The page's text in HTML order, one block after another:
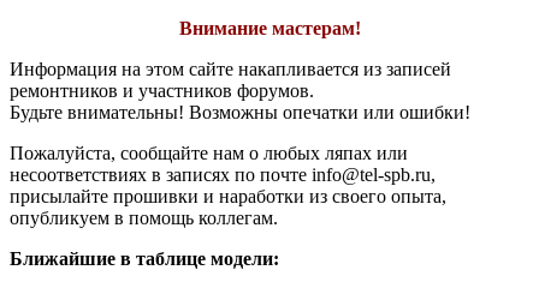
Внимание мастерам!
Информация на этом сайте накапливается из записей
ремонтников и участников форумов.
Будьте внимательны! Возможны опечатки или ошибки!
Пожалуйста, сообщайте нам о любых ляпах или
несоответствиях в записях по почте info@tel-spb.ru,
присылайте прошивки и наработки из своего опыта,
опубликуем в помощь коллегам.
Ближайшие в таблице модели: